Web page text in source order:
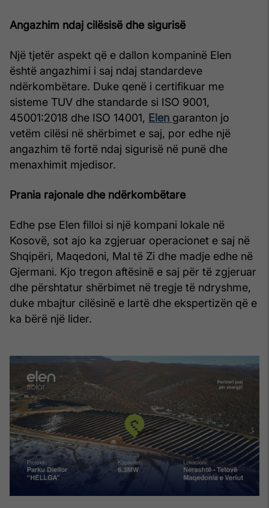
Angazhim ndaj cilësisë dhe sigurisë
Një tjetër aspekt që e dallon kompaninë Elen
është angazhimi i saj ndaj standardeve
ndërkombëtare. Duke qenë i certifikuar me
sisteme TUV dhe standarde si ISO 9001,
45001:2018 dhe ISO 14001, Elen garanton jo
vetëm cilësi në shërbimet e saj, por edhe një
angazhim të fortë ndaj sigurisë në punë dhe
menaxhimit mjedisor.
Prania rajonale dhe ndërkombëtare
Edhe pse Elen filloi si një kompani lokale në
Kosovë, sot ajo ka zgjeruar operacionet e saj në
Shqipëri, Maqedoni, Mal të Zi dhe madje edhe në
Gjermani. Kjo tregon aftësinë e saj për të zgjeruar
dhe përshtatur shërbimet në tregje të ndryshme,
duke mbajtur cilësinë e lartë dhe ekspertizën që e
ka bërë një lider.